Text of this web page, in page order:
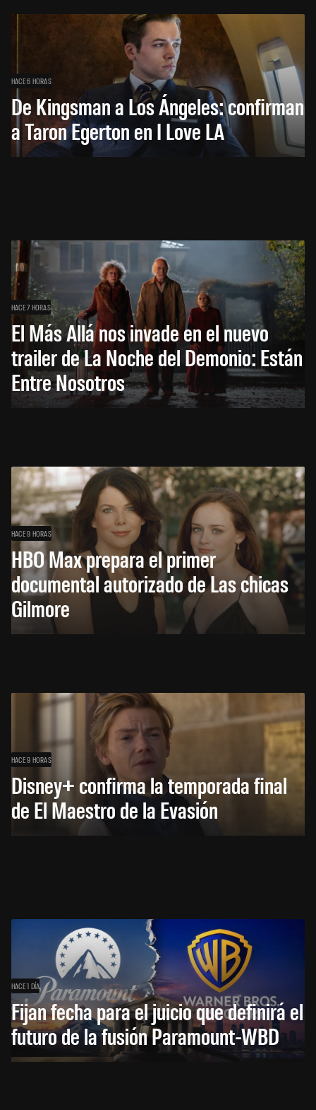
HACE 6 HORAS
De Kingsman a Los Ángeles: confirman
a Taron Egerton en I Love LA
HACE 7 HORAS
El Más Allá nos invade en el nuevo
trailer de La Noche del Demonio: Están
Entre Nosotros
HACE 9 HORAS
HBO Max prepara el primer
documental autorizado de Las chicas
Gilmore
HACE 9 HORAS
Disney+ confirma la temporada final
de El Maestro de la Evasión
HACE 1 DÍA
Fijan fecha para el juicio que definirá el
futuro de la fusión Paramount-WBD